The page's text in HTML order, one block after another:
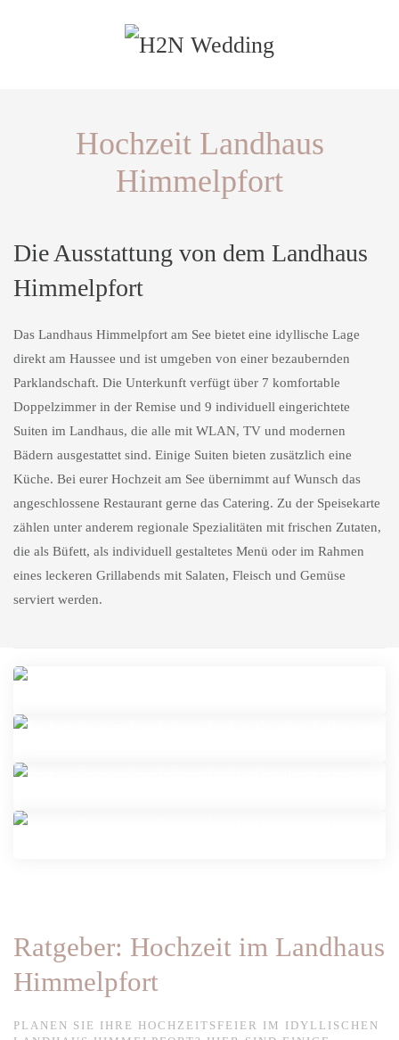
Zum Hauptinhalt springen
Hochzeit Landhaus
Himmelpfort
Die Ausstattung von dem Landhaus
Himmelpfort
Das Landhaus Himmelpfort am See bietet eine idyllische Lage
direkt am Haussee und ist umgeben von einer bezaubernden
Parklandschaft. Die Unterkunft verfügt über 7 komfortable
Doppelzimmer in der Remise und 9 individuell eingerichtete
Suiten im Landhaus, die alle mit WLAN, TV und modernen
Bädern ausgestattet sind. Einige Suiten bieten zusätzlich eine
Küche. Bei eurer Hochzeit am See übernimmt auf Wunsch das
angeschlossene Restaurant gerne das Catering. Zu der Speisekarte
zählen unter anderem regionale Spezialitäten mit frischen Zutaten,
die als Büfett, als individuell gestaltetes Menü oder im Rahmen
eines leckeren Grillabends mit Salaten, Fleisch und Gemüse
serviert werden.
Ratgeber: Hochzeit im Landhaus
Himmelpfort
PLANEN SIE IHRE HOCHZEITSFEIER IM IDYLLISCHEN